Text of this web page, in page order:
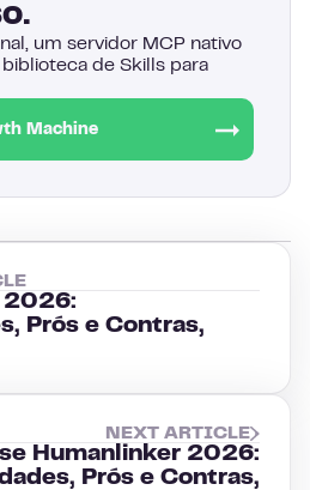
um servidor MCP nativo
de Skills para
Machine
2026:
Prós e Contras,
NEXT ARTICLE
Humanlinker 2026:
Prós e Contras,